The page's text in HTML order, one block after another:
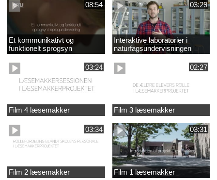
08:54
Et kommunikativt og
funktionelt sprogsyn
03:29
Interaktive laboratorier i
naturfagsundervisningen
03:24
Film 4 læsemakker
02:27
Film 3 læsemakker
03:34
Film 2 læsemakker
03:31
Film 1 læsemakker